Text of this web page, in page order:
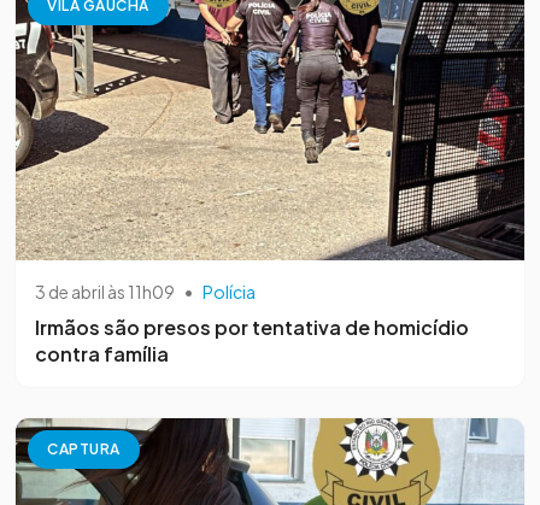
VILA GAÚCHA
3 de abril às 11h09 • Polícia
Irmãos são presos por tentativa de homicídio
contra família
CAPTURA